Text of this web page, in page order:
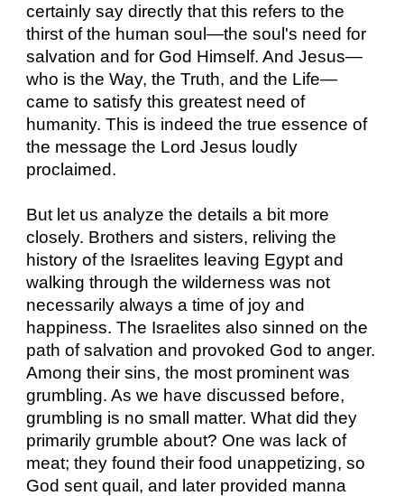
certainly say directly that this refers to the
thirst of the human soul—the soul's need for
salvation and for God Himself. And Jesus—
who is the Way, the Truth, and the Life—
came to satisfy this greatest need of
humanity. This is indeed the true essence of
the message the Lord Jesus loudly
proclaimed.
But let us analyze the details a bit more
closely. Brothers and sisters, reliving the
history of the Israelites leaving Egypt and
walking through the wilderness was not
necessarily always a time of joy and
happiness. The Israelites also sinned on the
path of salvation and provoked God to anger.
Among their sins, the most prominent was
grumbling. As we have discussed before,
grumbling is no small matter. What did they
primarily grumble about? One was lack of
meat; they found their food unappetizing, so
God sent quail, and later provided manna